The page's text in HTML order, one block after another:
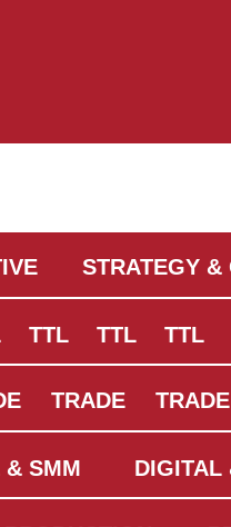
STRATEGY &
TTL
TTL TTL
TRADE
TRADE
& SMM DIGITAL